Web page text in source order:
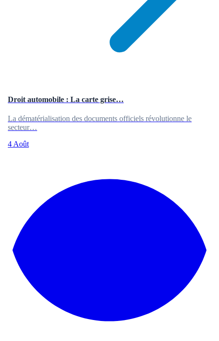
Droit automobile : La carte grise…
La dématérialisation des documents officiels révolutionne le
secteur…
4 Août